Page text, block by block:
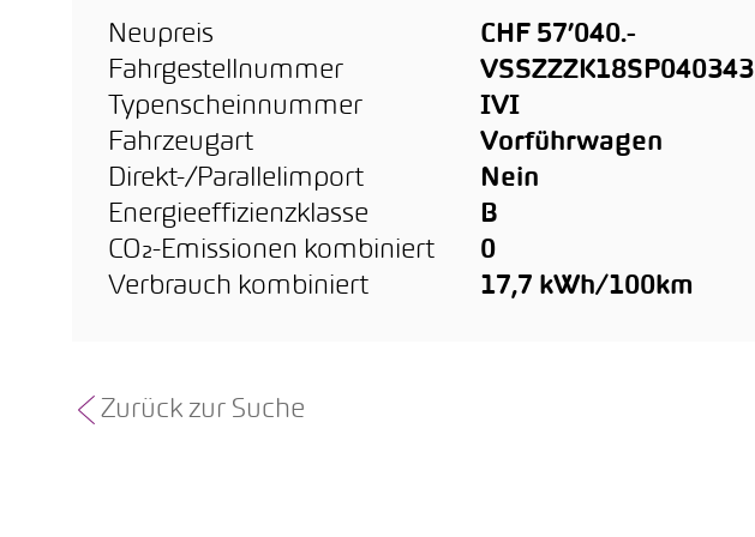
Neupreis
CHF 57’040.-
Fahrgestellnummer
VSSZZZK18SP040343
Typenscheinnummer
IVI
Fahrzeugart
Vorführwagen
Direkt-/Parallelimport
Nein
Energieeffizienzklasse
B
CO₂-Emissionen kombiniert
0
Verbrauch kombiniert
17,7 kWh/100km
Zurück zur Suche